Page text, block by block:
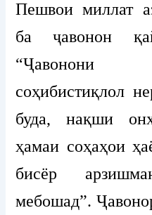
Пешвои миллат
ба ҷавонон
“Ҷавонони
соҳибистиқлол
буда, нақши
ҳамаи соҳаҳои
бисёр
мебошад”.